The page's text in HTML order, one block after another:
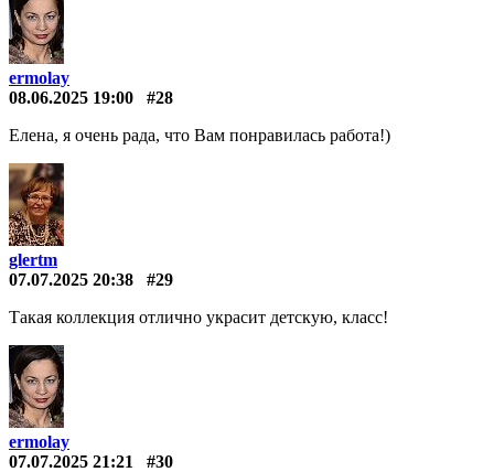
ermolay
08.06.2025 19:00
#28
Елена, я очень рада, что Вам понравилась работа!)
glertm
07.07.2025 20:38
#29
Такая коллекция отлично украсит детскую, класс!
ermolay
07.07.2025 21:21
#30